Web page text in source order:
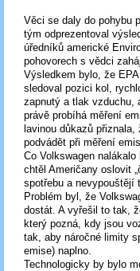
Věci se daly do pohybu
tým odprezentoval
úředníků americké
pohovorech s vědci
Výsledkem bylo, že
sledoval pozici kol,
zapnutý a tlak vzduchu,
právě probíhá měření
lavinou důkazů
podvádět při měření
Co Volkswagen
chtěl Američany oslovit
spotřebu a nevypouštějí
Problém byl, že
dostát. A vyřešil to tak,
který pozná, kdy jsou
tak, aby náročné limity
emise) naplno.
Technologicky by bylo